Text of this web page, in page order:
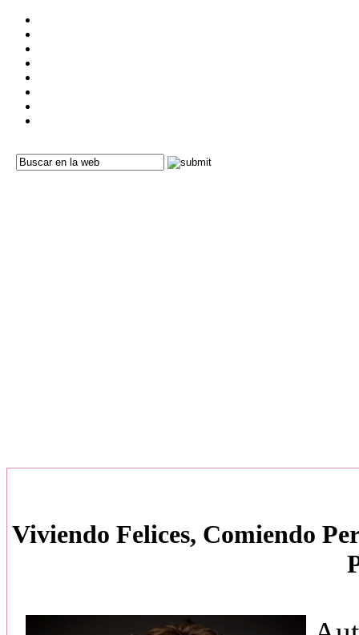
Viviendo Felices, Comiendo